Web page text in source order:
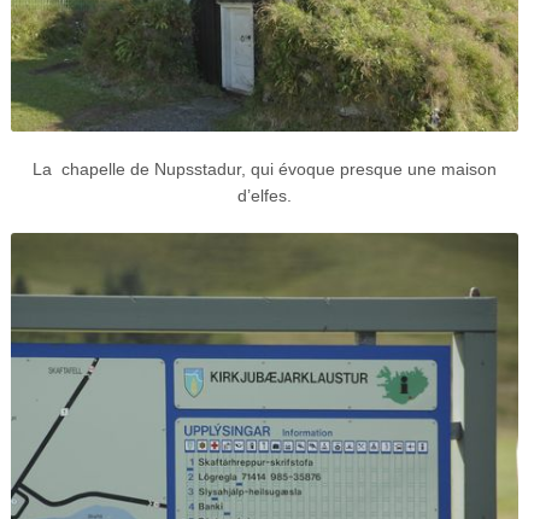
La chapelle de Nupsstadur, qui évoque presque une maison
d’elfes.